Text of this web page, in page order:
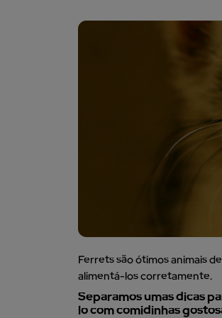
Ferrets são ótimos animais
alimentá-los corretamente.
Separamos umas dicas
lo com comidinhas